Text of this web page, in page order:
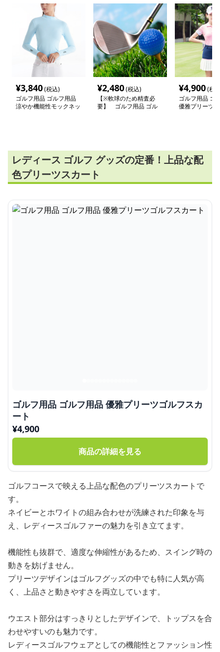
¥3,840(税込)
ゴルフ用品 ゴルフ用品
涼やか機能性モックネッ
¥2,480(税込)
【※軟球のため精査必
要】 ゴルフ用品 ゴル
¥4,900(税
ゴルフ用品 ゴ
優雅プリーツ
レディース ゴルフ グッズの定番！上品な配
色プリーツスカート
ゴルフ用品 ゴルフ用品 優雅プリーツゴルフスカ
ート
¥4,900
商品の詳細を見る
ゴルフコースで映える上品な配色のプリーツスカートで
す。
ネイビーとホワイトの組み合わせが洗練された印象を与
え、レディースゴルファーの魅力を引き立てます。
機能性も抜群で、適度な伸縮性があるため、スイング時の
動きを妨げません。
プリーツデザインはゴルフグッズの中でも特に人気が高
く、上品さと動きやすさを両立しています。
ウエスト部分はすっきりとしたデザインで、トップスを合
わせやすいのも魅力です。
レディースゴルフウェアとしての機能性とファッション性